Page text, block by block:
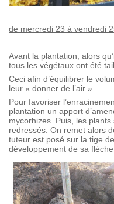
de mercredi 23 à vendredi
Avant la plantation, alors
tous les végétaux ont été
Ceci afin d’équilibrer le
leur « donner de l’air ».
Pour favoriser
plantation un apport
mycorhizes. Puis, les
redressés. On remet alors
tuteur est posé sur la tige
développement de sa flèche.